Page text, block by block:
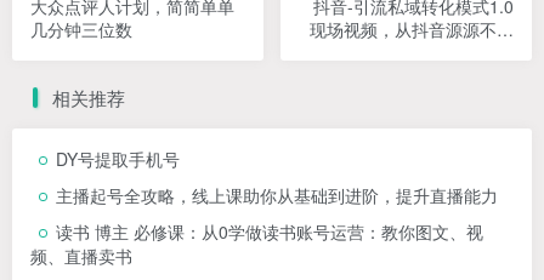
大众点评人计划，简简单单
几分钟三位数
抖音-引流私域转化模式1.0
现场视频，从抖音源源不断
相关推荐
DY号提取手机号
主播起号全攻略，线上课助你从基础到进阶，提升直播能力
读书 博主 必修课：从0学做读书账号运营：教你图文、视
频、直播卖书